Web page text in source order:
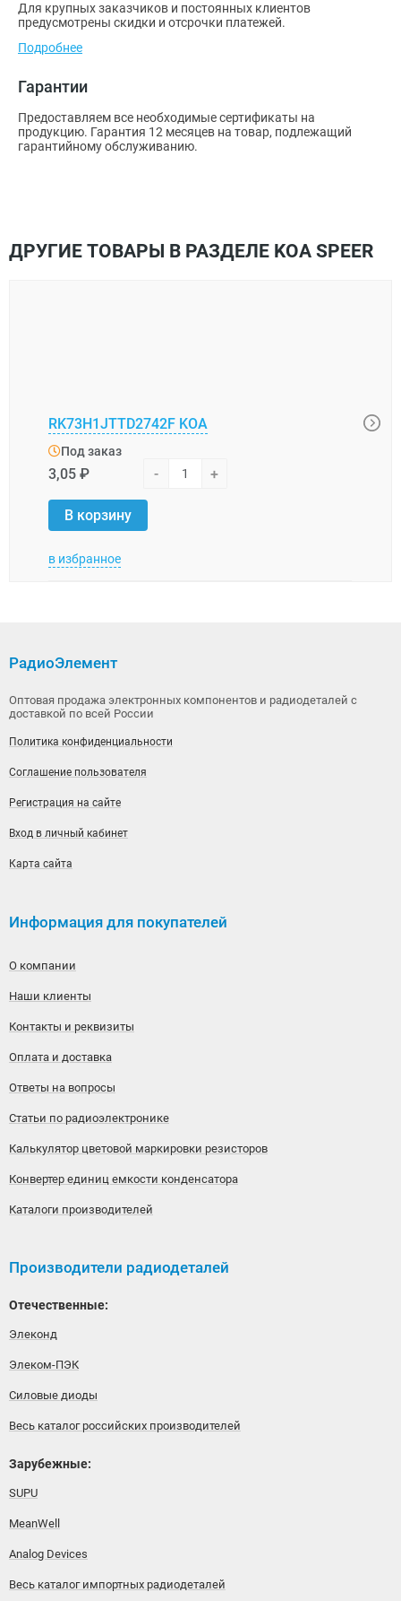
Для крупных заказчиков и постоянных клиентов
предусмотрены скидки и отсрочки платежей.
Подробнее
Гарантии
Предоставляем все необходимые сертификаты на
продукцию. Гарантия 12 месяцев на товар, подлежащий
гарантийному обслуживанию.
ДРУГИЕ ТОВАРЫ В РАЗДЕЛЕ KOA SPEER
RK73H1JTTD2742F KOA
Под заказ
3,05 ₽ - +
В корзину
в избранное
РадиоЭлемент
Оптовая продажа электронных компонентов и радиодеталей с
доставкой по всей России
Политика конфиденциальности
Соглашение пользователя
Регистрация на сайте
Вход в личный кабинет
Карта сайта
Информация для покупателей
О компании
Наши клиенты
Контакты и реквизиты
Оплата и доставка
Ответы на вопросы
Статьи по радиоэлектронике
Калькулятор цветовой маркировки резисторов
Конвертер единиц емкости конденсатора
Каталоги производителей
Производители радиодеталей
Отечественные:
Элеконд
Элеком-ПЭК
Силовые диоды
Весь каталог российских производителей
Зарубежные:
SUPU
MeanWell
Analog Devices
Весь каталог импортных радиодеталей